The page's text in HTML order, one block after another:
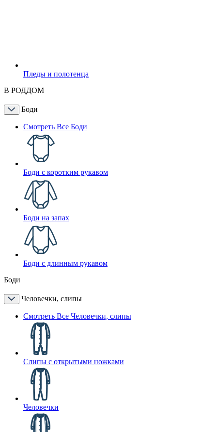
Пледы и полотенца
В РОДДОМ
Боди
Смотреть Все Боди
Боди с коротким рукавом
Боди на запах
Боди с длинным рукавом
Боди
Человечки, слипы
Смотреть Все Человечки, слипы
Слипы с открытыми ножками
Человечки